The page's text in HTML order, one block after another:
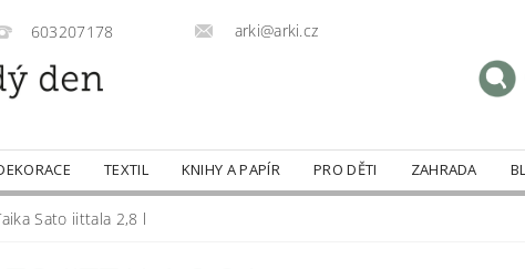
603207178 arki@arki.cz
TEXTIL KNIHY A PAPÍR PRO DĚTI ZAHRADA
Sato iittala 2,8 l